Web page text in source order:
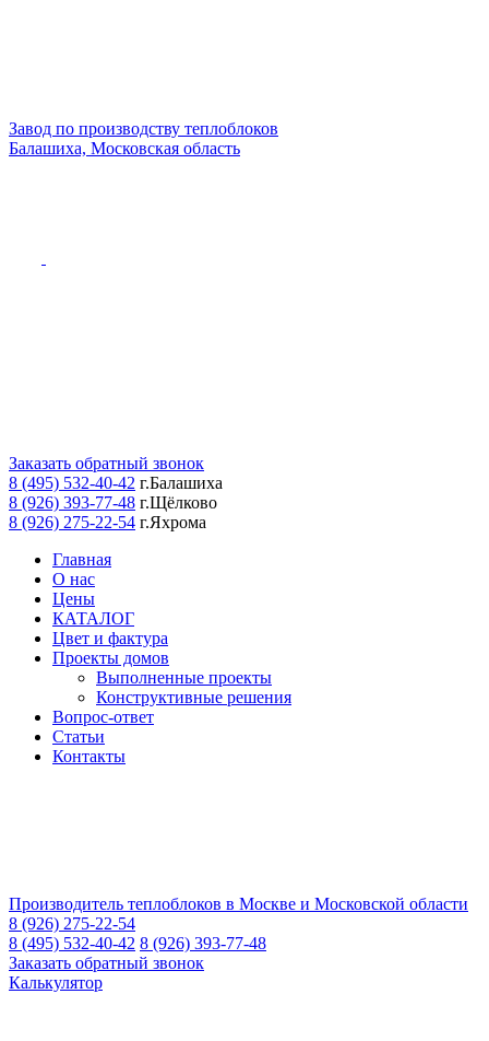
Завод по производству теплоблоков
Балашиха, Московская область
Заказать обратный звонок
8 (495) 532-40-42 г.Балашиха
8 (926) 393-77-48 г.Щёлково
8 (926) 275-22-54 г.Яхрома
Главная
О нас
Цены
КАТАЛОГ
Цвет и фактура
Проекты домов
Выполненные проекты
Конструктивные решения
Вопрос-ответ
Статьи
Контакты
Производитель теплоблоков в Москве и Московской области
8 (926) 275-22-54
8 (495) 532-40-42 8 (926) 393-77-48
Заказать обратный звонок
Калькулятор